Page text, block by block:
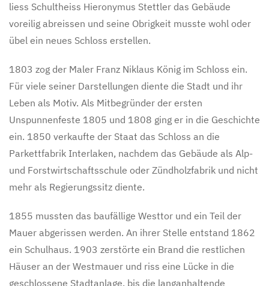
liess Schultheiss Hieronymus Stettler das Gebäude
voreilig abreissen und seine Obrigkeit musste wohl oder
übel ein neues Schloss erstellen.
1803 zog der Maler Franz Niklaus König im Schloss ein.
Für viele seiner Darstellungen diente die Stadt und ihr
Leben als Motiv. Als Mitbegründer der ersten
Unspunnenfeste 1805 und 1808 ging er in die Geschichte
ein. 1850 verkaufte der Staat das Schloss an die
Parkettfabrik Interlaken, nachdem das Gebäude als Alp-
und Forstwirtschaftsschule oder Zündholzfabrik und nicht
mehr als Regierungssitz diente.
1855 mussten das baufällige Westtor und ein Teil der
Mauer abgerissen werden. An ihrer Stelle entstand 1862
ein Schulhaus. 1903 zerstörte ein Brand die restlichen
Häuser an der Westmauer und riss eine Lücke in die
geschlossene Stadtanlage, bis die langanhaltende